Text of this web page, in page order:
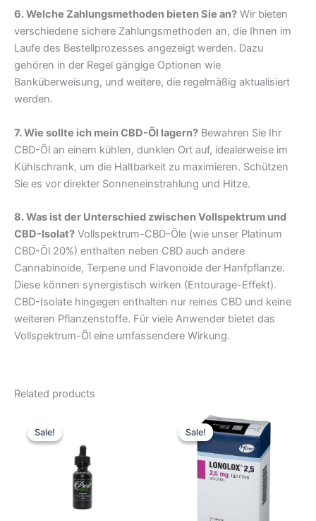
6. Welche Zahlungsmethoden bieten Sie an? Wir bieten
verschiedene sichere Zahlungsmethoden an, die Ihnen im
Laufe des Bestellprozesses angezeigt werden. Dazu
gehören in der Regel gängige Optionen wie
Banküberweisung, und weitere, die regelmäßig aktualisiert
werden.
7. Wie sollte ich mein CBD-Öl lagern? Bewahren Sie Ihr
CBD-Öl an einem kühlen, dunklen Ort auf, idealerweise im
Kühlschrank, um die Haltbarkeit zu maximieren. Schützen
Sie es vor direkter Sonneneinstrahlung und Hitze.
8. Was ist der Unterschied zwischen Vollspektrum und
CBD-Isolat? Vollspektrum-CBD-Öle (wie unser Platinum
CBD-Öl 20%) enthalten neben CBD auch andere
Cannabinoide, Terpene und Flavonoide der Hanfpflanze.
Diese können synergistisch wirken (Entourage-Effekt).
CBD-Isolate hingegen enthalten nur reines CBD und keine
weiteren Pflanzenstoffe. Für viele Anwender bietet das
Vollspektrum-Öl eine umfassendere Wirkung.
Related products
Sale!
Sale!price
was:
51,93 €.43,27 €.
Sale!
Sale!
Original
price
was:
51,93 €.
price
is:
43,27 €.